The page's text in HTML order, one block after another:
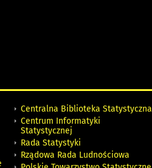
Centralna Biblioteka Statystyczna
Centrum Informatyki
Statystycznej
Rada Statystyki
Rządowa Rada Ludnościowa